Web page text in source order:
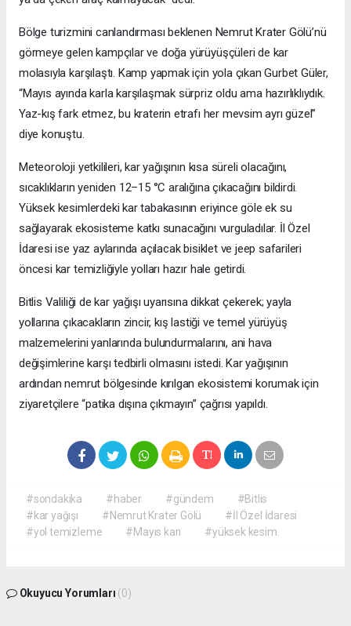
Bölge turizmini canlandırması beklenen Nemrut Krater Gölü’nü
görmeye gelen kampçılar ve doğa yürüyüşçüleri de kar
molasıyla karşılaştı. Kamp yapmak için yola çıkan Gurbet Güler,
“Mayıs ayında karla karşılaşmak sürpriz oldu ama hazırlıklıydık.
Yaz-kış fark etmez, bu kraterin etrafı her mevsim ayrı güzel”
diye konuştu.
Meteoroloji yetkilileri, kar yağışının kısa süreli olacağını,
sıcaklıkların yeniden 12–15 °C aralığına çıkacağını bildirdi.
Yüksek kesimlerdeki kar tabakasının eriyince göle ek su
sağlayarak ekosisteme katkı sunacağını vurguladılar. İl Özel
İdaresi ise yaz aylarında açılacak bisiklet ve jeep safarileri
öncesi kar temizliğiyle yolları hazır hale getirdi.
Bitlis Valiliği de kar yağışı uyarısına dikkat çekerek; yayla
yollarına çıkacakların zincir, kış lastiği ve temel yürüyüş
malzemelerini yanlarında bulundurmalarını, ani hava
değişimlerine karşı tedbirli olmasını istedi. Kar yağışının
ardından nemrut bölgesinde kırılgan ekosistemi korumak için
ziyaretçilere “patika dışına çıkmayın” çağrısı yapıldı.
#sondakika #haber #gündem
#Bitlis
#kar yağışı
#Nemrut Krater Gölü
#İl Özel İdaresi
#yol temizleme
#Mayıs karı #yüksek kesim.
Okuyucu Yorumları (0)